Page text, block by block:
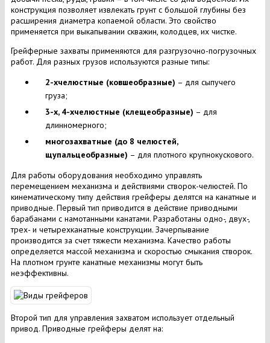
конструкция позволяет извлекать грунт с большой глубины без
расширения диаметра копаемой области. Это свойство
применяется при выкапывании скважин, колодцев, их чистке.
Грейферные захваты применяются для разгрузочно-погрузочных
работ. Для разных грузов используются разные типы:
2-хчелюстные (ковшеобразные) – для сыпучего
груза;
3-х, 4-хчелюстные (клещеобразные) – для
длинномерного;
многозахватные (до 8 челюстей,
щупальцеобразные) – для плотного крупнокускового.
Для работы оборудования необходимо управлять
перемещением механизма и действиями створок-челюстей. По
кинематическому типу действия грейферы делятся на канатные и
приводные. Первый тип приводится в действие приводными
барабанами с намотанными канатами. Разработаны одно-, двух-,
трех- и четырехканатные конструкции. Зачерпывание
производится за счет тяжести механизма. Качество работы
определяется массой механизма и скоростью смыкания створок.
На плотном грунте канатные механизмы могут быть
неэффективны.
Второй тип для управления захватом использует отдельный
привод. Приводные грейферы делят на: